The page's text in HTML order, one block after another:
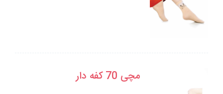
مچی 70 کفه دار